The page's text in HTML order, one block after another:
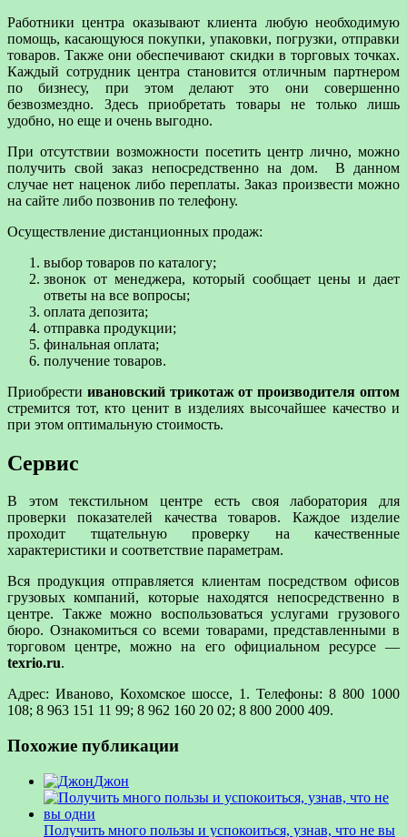
Работники центра оказывают клиента любую необходимую
помощь, касающуюся покупки, упаковки, погрузки, отправки
товаров. Также они обеспечивают скидки в торговых точках.
Каждый сотрудник центра становится отличным партнером
по бизнесу, при этом делают это они совершенно
безвозмездно. Здесь приобретать товары не только лишь
удобно, но еще и очень выгодно.
При отсутствии возможности посетить центр лично, можно
получить свой заказ непосредственно на дом. В данном
случае нет наценок либо переплаты. Заказ произвести можно
на сайте либо позвонив по телефону.
Осуществление дистанционных продаж:
выбор товаров по каталогу;
звонок от менеджера, который сообщает цены и дает
ответы на все вопросы;
оплата депозита;
отправка продукции;
финальная оплата;
получение товаров.
Приобрести ивановский трикотаж от производителя оптом
стремится тот, кто ценит в изделиях высочайшее качество и
при этом оптимальную стоимость.
Сервис
В этом текстильном центре есть своя лаборатория для
проверки показателей качества товаров. Каждое изделие
проходит тщательную проверку на качественные
характеристики и соответствие параметрам.
Вся продукция отправляется клиентам посредством офисов
грузовых компаний, которые находятся непосредственно в
центре. Также можно воспользоваться услугами грузового
бюро. Ознакомиться со всеми товарами, представленными в
торговом центре, можно на его официальном ресурсе —
texrio.ru.
Адрес: Иваново, Кохомское шоссе, 1. Телефоны: 8 800 1000
108; 8 963 151 11 99; 8 962 160 20 02; 8 800 2000 409.
Похожие публикации
Джон
Получить много пользы и успокоиться, узнав, что не вы